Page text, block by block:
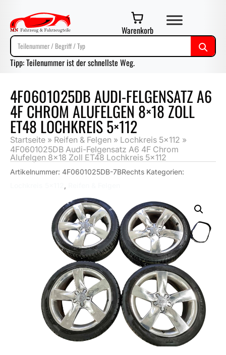
Warenkorb
Tipp: Teilenummer ist der schnellste Weg.
4F0601025DB AUDI-FELGENSATZ A6
4F CHROM ALUFELGEN 8×18 ZOLL
ET48 LOCHKREIS 5×112
Startseite » Reifen & Felgen » Lochkreis 5x112 »
4F0601025DB Audi-Felgensatz A6 4F Chrom
Alufelgen 8×18 Zoll ET48 Lochkreis 5×112
Artikelnummer: 4F0601025DB-7BRechts Kategorien:
,